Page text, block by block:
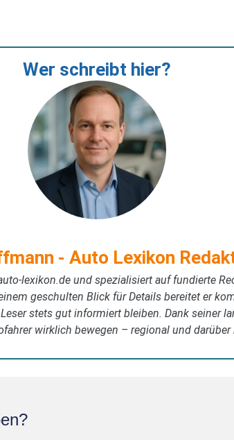
Wer schreibt hier?
- Auto Lexikon
lexikon.de und spezialisiert auf fundierte
geschulten Blick für Details bereitet er
stets gut informiert bleiben. Dank seiner
wirklich bewegen – regional und darüber